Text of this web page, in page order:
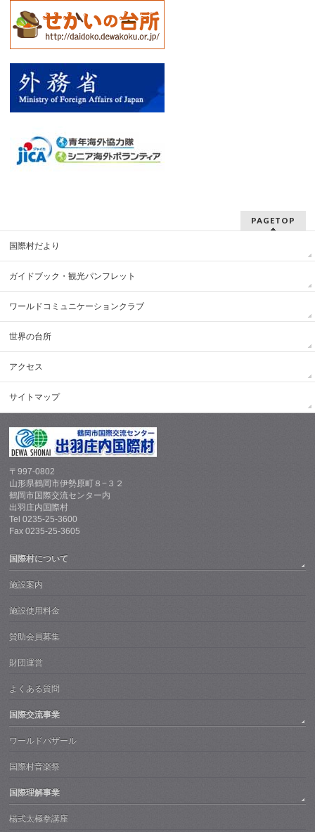
PAGETOP
国際村だより
ガイドブック・観光パンフレット
ワールドコミュニケーションクラブ
世界の台所
アクセス
サイトマップ
〒997-0802
山形県鶴岡市伊勢原町８−３２
鶴岡市国際交流センター内
出羽庄内国際村
Tel 0235-25-3600
Fax 0235-25-3605
国際村について
施設案内
施設使用料金
賛助会員募集
財団運営
よくある質問
国際交流事業
ワールドバザール
国際村音楽祭
国際理解事業
楊式太極拳講座